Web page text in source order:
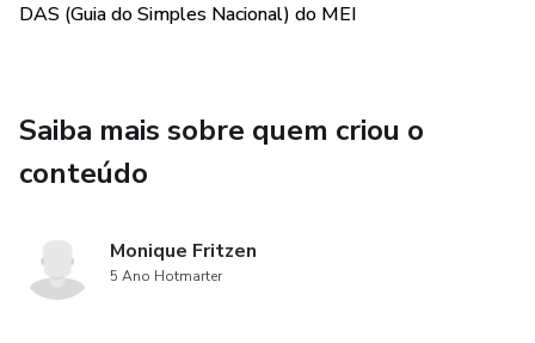
DAS (Guia do Simples Nacional) do MEI
Saiba mais sobre quem criou o
conteúdo
Monique Fritzen
5 Ano Hotmarter